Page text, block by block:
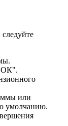
или
умолчанию.